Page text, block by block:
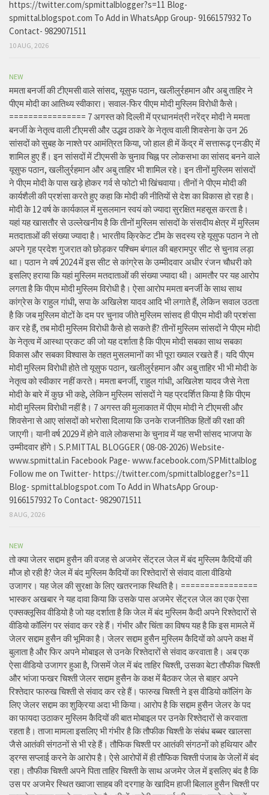
https://twitter.com/spmittalblogger?s=11 Blog-
spmittal.blogspot.com To Add in WhatsApp Group- 9166157932 To
Contact- 9829071511
10 AUG, 2026
NEW
ममता बनर्जी की टीएमसी वाले सांसद, यूसुफ पठान, खलीलुर्रहमान और अबु ताहिर ने
पीएम मोदी का आतिथ्य स्वीकारा। सवाल-फिर पीएम मोदी मुस्लिम विरोधी कैसे।
================ 7 अगस्त को दिल्ली में प्रधानमंत्री नरेंद्र मोदी ने ममता
बनर्जी के नेतृत्व वाली टीएमसी और उद्धव ठाकरे के नेतृत्व वाली शिवसेना के उन 26
सांसदों को सुबह के नाश्ते पर आमंत्रित किया, जो हाल ही में केंद्र में सत्तारूढ़ एनडीए में
शामिल हुए हैं। इन सांसदों में टीएमसी के चुनाव चिह्न पर लोकसभा का सांसद बनने वाले
यूसुफ पठान, खलीलुर्रहमान और अबु ताहिर भी शामिल रहे। इन तीनों मुस्लिम सांसदों
ने पीएम मोदी के पास खड़े होकर गर्व से फोटो भी खिंचवाया। तीनों ने पीएम मोदी की
कार्यशैली की प्रशंसा करते हुए कहा कि मोदी की नीतियों से देश का विकास हो रहा है।
मोदी के 12 वर्ष के कार्यकाल में मुसलमान स्वयं को ज्यादा सुरक्षित महसूस करता है।
यहां यह खासतौर से उल्लेखनीय है कि तीनों मुस्लिम सांसदों के संसदीय क्षेत्र में मुस्लिम
मतदाताओं की संख्या ज्यादा है। भारतीय क्रिकेट टीम के सदस्य रहे यूसुफ पठान ने तो
अपने गृह प्रदेश गुजरात को छोड़कर पश्चिम बंगाल की बहरामपुर सीट से चुनाव लड़ा
था। पठान ने वर्ष 2024 में इस सीट से कांग्रेस के उम्मीदवार अधीर रंजन चौधरी को
इसलिए हराया कि यहां मुस्लिम मतदाताओं की संख्या ज्यादा थी। आमतौर पर यह आरोप
लगता है कि पीएम मोदी मुस्लिम विरोधी है। ऐसा आरोप ममता बनर्जी के साथ साथ
कांग्रेस के राहुल गांधी, सपा के अखिलेश यादव आदि भी लगाते हैं, लेकिन सवाल उठता
है कि जब मुस्लिम वोटों के दम पर चुनाव जीते मुस्लिम सांसद ही पीएम मोदी की प्रशंसा
कर रहे हैं, तब मोदी मुस्लिम विरोधी कैसे हो सकते हैं? तीनों मुस्लिम सांसदों ने पीएम मोदी
के नेतृत्व में आस्था प्रकट की जो यह दर्शाता है कि पीएम मोदी सबका साथ सबका
विकास और सबका विश्वास के तहत मुसलमानों का भी पूरा ख्याल रखते हैं। यदि पीएम
मोदी मुस्लिम विरोधी होते तो यूसुफ पठान, खलीलुर्रहमान और अबु ताहिर भी भी मोदी के
नेतृत्व को स्वीकार नहीं करते। ममता बनर्जी, राहुल गांधी, अखिलेश यादव जैसे नेता
मोदी के बारे में कुछ भी कहे, लेकिन मुस्लिम सांसदों ने यह प्रदर्शित किया है कि पीएम
मोदी मुस्लिम विरोधी नहीं है। 7 अगस्त की मुलाकात में पीएम मोदी ने टीएमसी और
शिवसेना से आए सांसदों को भरोसा दिलाया कि उनके राजनीतिक हितों की रक्षा की
जाएगी। यानी वर्ष 2029 में होने वाले लोकसभा के चुनाव में यह सभी सांसद भाजपा के
उम्मीदवार होंगे। S.P.MITTAL BLOGGER ( 08-08-2026) Website-
www.spmittal.in Facebook Page- www.facebook.com/SPMittalblog
Follow me on Twitter- https://twitter.com/spmittalblogger?s=11
Blog- spmittal.blogspot.com To Add in WhatsApp Group-
9166157932 To Contact- 9829071511
8 AUG, 2026
NEW
तो क्या जेलर सद्दाम हुसैन की वजह से अजमेर सेंट्रल जेल में बंद मुस्लिम कैदियों की
मौज हो रही है? जेल में बंद मुस्लिम कैदियों का रिश्तेदारों से संवाद वाला वीडियो
उजागर। यह जेल की सुरक्षा के लिए खतरनाक स्थिति है। ================
भास्कर अखबार ने यह दावा किया कि उसके पास अजमेर सेंट्रल जेल का एक ऐसा
एक्सक्लूसिव वीडियो है जो यह दर्शाता है कि जेल में बंद मुस्लिम कैदी अपने रिश्तेदारों से
वीडियो कॉलिंग पर संवाद कर रहे हैं। गंभीर और चिंता का विषय यह है कि इस मामले में
जेलर सद्दाम हुसैन की भूमिका है। जेलर सद्दाम हुसैन मुस्लिम कैदियों को अपने कक्ष में
बुलाता है और फिर अपने मोबाइल से उनके रिश्तेदारों से संवाद करवाता है। अब एक
ऐसा वीडियो उजागर हुआ है, जिसमें जेल में बंद ताहिर चिश्ती, उसका बेटा तौफीक चिश्ती
और भांजा फखर चिश्ती जेलर सद्दाम हुसैन के कक्ष में बैठकर जेल से बाहर अपने
रिश्तेदार फारुख चिश्ती से संवाद कर रहे हैं। फारुख चिश्ती ने इस वीडियो कॉलिंग के
लिए जेलर सद्दाम का शुक्रिया अदा भी किया। आरोप है कि सद्दाम हुसैन जेलर के पद
का फायदा उठाकर मुस्लिम कैदियों की बात मोबाइल पर उनके रिश्तेदारों से करवाता
रहता है। ताजा मामला इसलिए भी गंभीर है कि तौफीक चिश्ती के संबंध बब्बर खालसा
जैसे आतंकी संगठनों से भी रहे हैं। तौफिक चिश्ती पर आतंकी संगठनों को हथियार और
ड्रग्स सप्लाई करने के आरोप है। ऐसे आरोपों में ही तौफिक चिश्ती पंजाब के जेलों में बंद
रहा। तौफीक चिश्ती अपने पिता ताहिर चिश्ती के साथ अजमेर जेल में इसलिए बंद है कि
उस पर अजमेर स्थित ख्वाजा साहब की दरगाह के खादिम हाजी बिलाल हुसैन चिश्ती पर